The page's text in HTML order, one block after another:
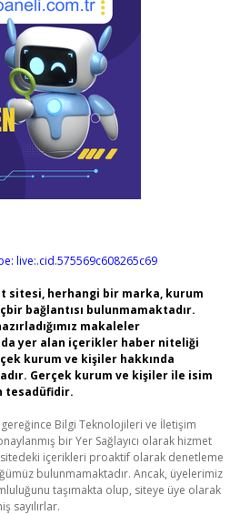
live:.cid.575569c608265c69
sitesi, herhangi bir marka, kurum
bağlantısı bulunmamaktadır.
makaleler
yer alan içerikler haber niteliği
kurum ve kişiler hakkında
Gerçek kurum ve kişiler ile isim
tesadüfidir.
gereğince Bilgi Teknolojileri ve İletişim
bir Yer Sağlayıcı olarak hizmet
içerikleri proaktif olarak denetleme
bulunmamaktadır. Ancak, üyelerimiz
taşımakta olup, siteye üye olarak
sayılırlar.